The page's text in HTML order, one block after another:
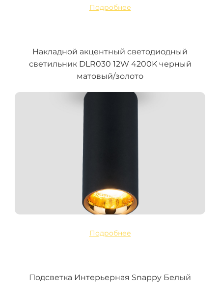
Подробнее
Накладной акцентный светодиодный
светильник DLR030 12W 4200K черный
матовый/золото
Подробнее
Подсветка Интерьерная Snappy Белый